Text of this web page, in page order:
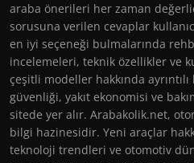
araba önerileri her zaman
sorusuna verilen cevaplar
en iyi seçeneği bulmalarında
incelemeleri, teknik özellikler ve
çeşitli modeller hakkında
güvenliği, yakıt ekonomisi ve
sitede yer alır. Arabakolik.net,
bilgi hazinesidir. Yeni araçlar
teknoloji trendleri ve otomotiv